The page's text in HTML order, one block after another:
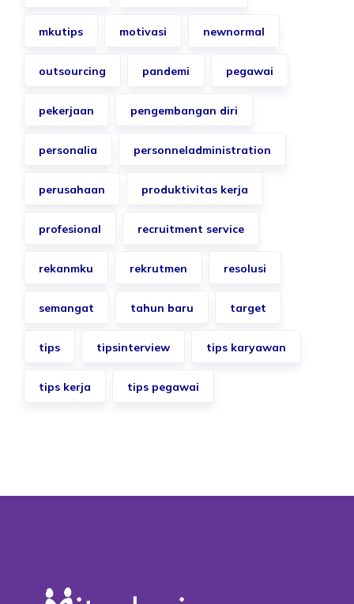
mkutips motivasi newnormal
outsourcing pandemi pegawai
pekerjaan pengembangan diri
personalia personneladministration
perusahaan produktivitas kerja
profesional recruitment service
rekanmku rekrutmen resolusi
semangat tahun baru target
tips tipsinterview tips karyawan
tips kerja tips pegawai